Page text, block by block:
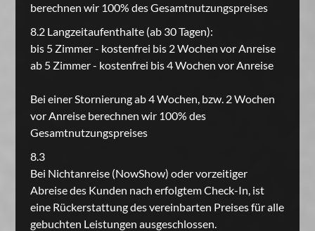
berechnen wir 100% des Gesamtnutzungspreises
8.2 Langzeitaufenthalte (ab 30 Tagen):
bis 5 Zimmer - kostenfrei bis 2 Wochen vor Anreise
ab 5 Zimmer - kostenfrei bis 4 Wochen vor Anreise
Bei einer Stornierung ab 4 Wochen, bzw. 2 Wochen
vor Anreise berechnen wir 100% des
Gesamtnutzungspreises
8.3
Bei Nichtanreise (NowShow) oder vorzeitiger
Abreise des Kunden nach erfolgtem Check-In, ist
eine Rückerstattung des vereinbarten Preises für alle
gebuchten Leistungen ausgeschlossen.